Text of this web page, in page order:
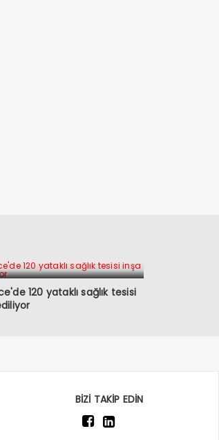
120 yataklı sağlık tesisi
BİZİ TAKİP EDİN